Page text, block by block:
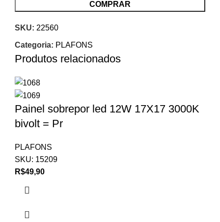
COMPRAR
SKU: 22560
Categoria: PLAFONS
Produtos relacionados
Painel sobrepor led 12W 17X17 3000K
bivolt = Pr
PLAFONS
SKU: 15209
R$49,90